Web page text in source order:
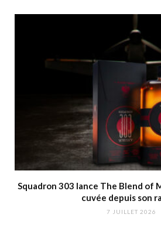
Squadron 303 lance The Blend of
cuvée depuis son
7 JUILLET 2026